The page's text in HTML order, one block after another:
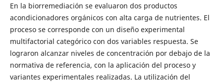
En la biorremediación se evaluaron dos productos
acondicionadores orgánicos con alta carga de nutrientes. El
proceso se corresponde con un diseño experimental
multifactorial categórico con dos variables respuesta. Se
lograron alcanzar niveles de concentración por debajo de la
normativa de referencia, con la aplicación del proceso y
variantes experimentales realizadas. La utilización del